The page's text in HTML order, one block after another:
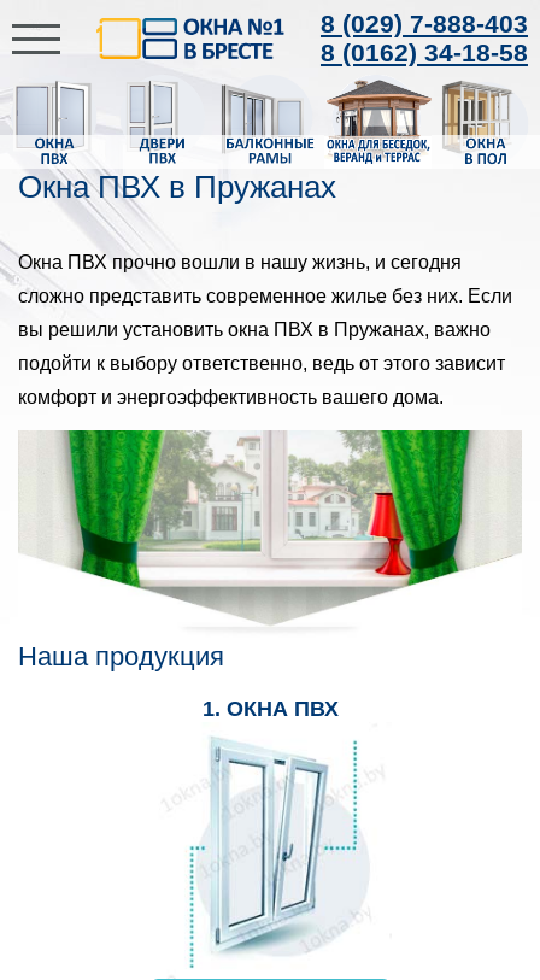
8 (029) 7-888-403
8 (0162) 34-18-58
Окна ПВХ в Пружанах
Окна ПВХ прочно вошли в нашу жизнь, и сегодня
сложно представить современное жилье без них. Если
вы решили установить окна ПВХ в Пружанах, важно
подойти к выбору ответственно, ведь от этого зависит
комфорт и энергоэффективность вашего дома.
Наша продукция
1. ОКНА ПВХ